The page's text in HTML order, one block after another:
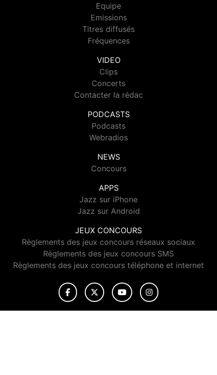
Equipe
Emissions
Titres diffusés
Fréquences
VIDEO
Clips
Concerts
Contacter la rédac
PODCASTS
Podcasts
Webradios
NEWS
Concours
APPS
Jazz sur iPhone
Jazz sur Android
JEUX CONCOURS
Règlements des jeux concours réseaux sociaux
Règlements des jeux concours SMS
Règlements des jeux concours téléphone et internet